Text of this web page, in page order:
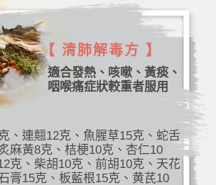
【 清肺解毒方 】
適合發熱、咳嗽、黃痰、
咽喉痛症狀較重者服用
、連翹12克、魚腥草15克、蛇舌
麻黃8克、桔梗10克、杏仁10
克、柴胡10克、前胡10克、天花
膏15克、板藍根15克、黄芪10